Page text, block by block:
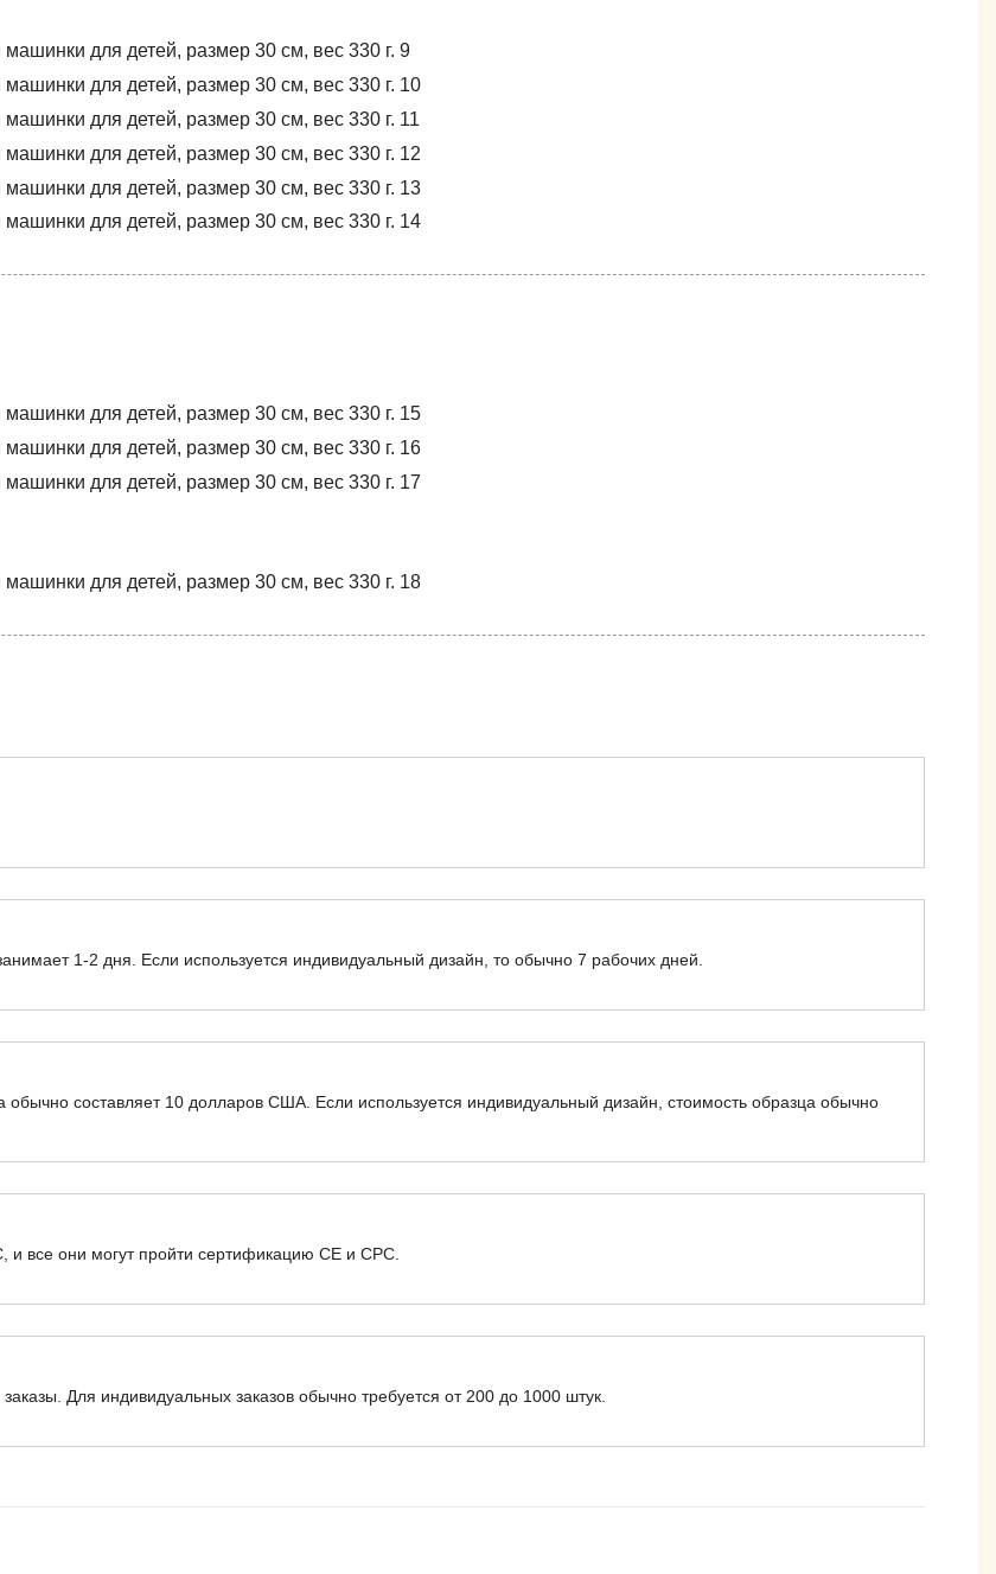
1-2 дня. Если используется индивидуальный дизайн, то обычно 7 рабочих дней.
составляет 10 долларов США. Если используется индивидуальный дизайн, стоимость образца обычно
все они могут пройти сертификацию CE и CPC.
Для индивидуальных заказов обычно требуется от 200 до 1000 штук.